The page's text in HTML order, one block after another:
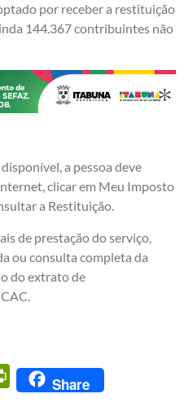
por receber a restituição
144.367 contribuintes não
a pessoa deve
, clicar em Meu Imposto
a Restituição.
de prestação do serviço,
ou consulta completa da
do extrato de
PrintFriendly
Share